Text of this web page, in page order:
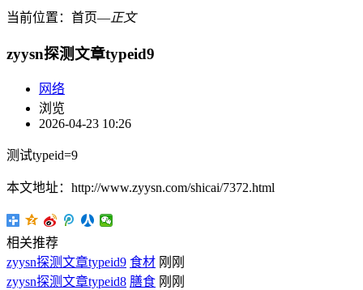
当前位置： 首页―正文
zyysn探测文章typeid9
网络
浏览
2026-04-23 10:26
测试typeid=9
本文地址：http://www.zyysn.com/shicai/7372.html
相关推荐
zyysn探测文章typeid9 食材 刚刚
zyysn探测文章typeid8 膳食 刚刚